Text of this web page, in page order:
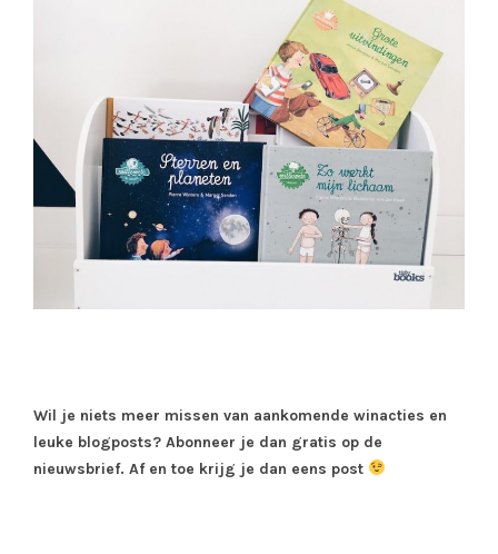
Wil je niets meer missen van aankomende winacties en
leuke blogposts? Abonneer je dan gratis op de
nieuwsbrief. Af en toe krijg je dan eens post